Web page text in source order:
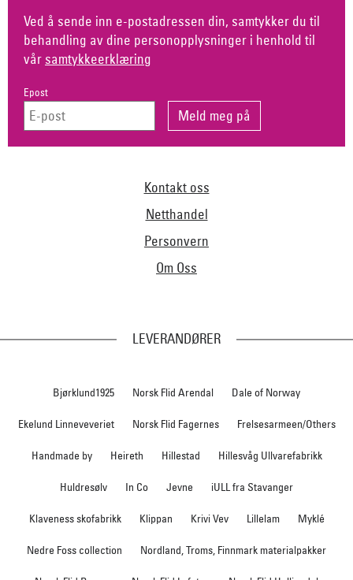
Ved å sende inn e-postadressen din, samtykker du til
behandling av dine personopplysninger i henhold til
vår samtykkeerklæring
Epost
Kontakt oss
Netthandel
Personvern
Om Oss
LEVERANDØRER
Bjørklund1925 Norsk Flid Arendal Dale of Norway
Ekelund Linneveveriet Norsk Flid Fagernes Frelsesarmeen/Others
Handmade by Heireth Hillestad Hillesvåg Ullvarefabrikk
Huldresølv In Co Jevne iULL fra Stavanger
Klaveness skofabrikk Klippan Krivi Vev Lillelam Myklé
Nedre Foss collection Nordland, Troms, Finnmark materialpakker